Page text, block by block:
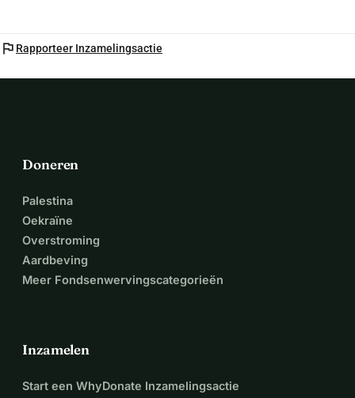
flag Rapporteer Inzamelingsactie
Doneren
Palestina
Oekraïne
Overstroming
Aardbeving
Meer Fondsenwervingscategorieën
Inzamelen
Start een WhyDonate Inzamelingsactie